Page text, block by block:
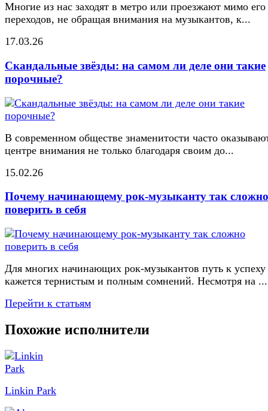
Многие из нас заходят в метро или проезжают мимо его
переходов, не обращая внимания на музыкантов, к...
17.03.26
Скандальные звёзды: на самом ли деле они такие
порочные?
В современном обществе знаменитости часто
центре внимания не только благодаря своим до...
15.02.26
Почему начинающему рок-музыканту так сложно
поверить в себя
Для многих начинающих рок-музыкантов путь к успеху
кажется тернистым и полным сомнений. Несмотря на ...
Перейти к статьям
Похожие исполнители
Linkin Park